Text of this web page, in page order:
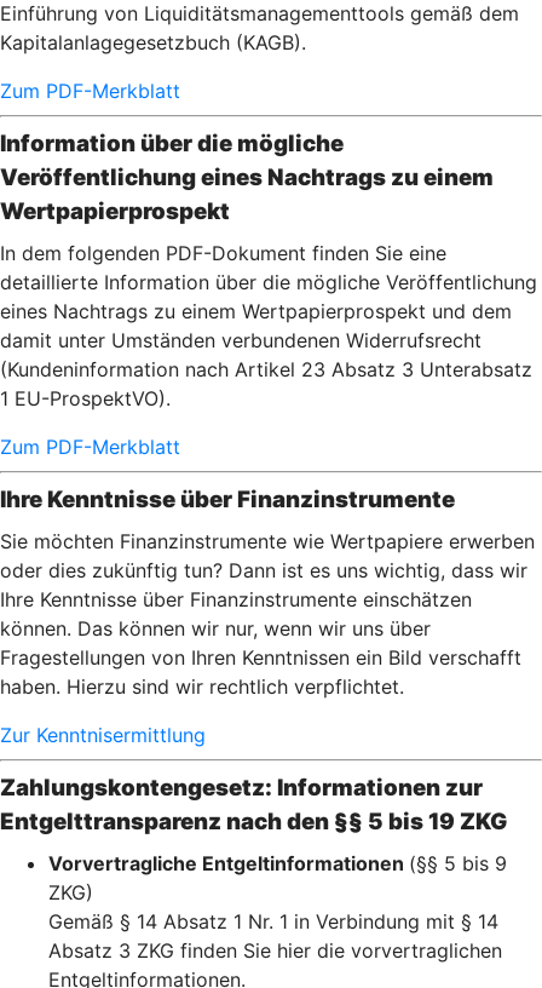
Einführung von Liquiditätsmanagementtools gemäß dem
Kapitalanlagegesetzbuch (KAGB).
Zum PDF-Merkblatt
Information über die mögliche
Veröffentlichung eines Nachtrags zu einem
Wertpapierprospekt
In dem folgenden PDF-Dokument finden Sie eine
detaillierte Information über die mögliche Veröffentlichung
eines Nachtrags zu einem Wertpapierprospekt und dem
damit unter Umständen verbundenen Widerrufsrecht
(Kundeninformation nach Artikel 23 Absatz 3 Unterabsatz
1 EU-ProspektVO).
Zum PDF-Merkblatt
Ihre Kenntnisse über Finanzinstrumente
Sie möchten Finanzinstrumente wie Wertpapiere erwerben
oder dies zukünftig tun? Dann ist es uns wichtig, dass wir
Ihre Kenntnisse über Finanzinstrumente einschätzen
können. Das können wir nur, wenn wir uns über
Fragestellungen von Ihren Kenntnissen ein Bild verschafft
haben. Hierzu sind wir rechtlich verpflichtet.
Zur Kenntnisermittlung
Zahlungskontengesetz: Informationen zur
Entgelttransparenz nach den §§ 5 bis 19 ZKG
Vorvertragliche Entgeltinformationen (§§ 5 bis 9
ZKG)
Gemäß § 14 Absatz 1 Nr. 1 in Verbindung mit § 14
Absatz 3 ZKG finden Sie hier die vorvertraglichen
Entgeltinformationen.